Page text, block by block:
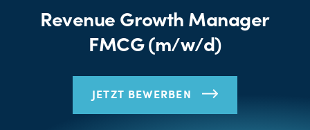
Revenue Growth Manager
FMCG (m/w/d)
JETZT BEWERBEN